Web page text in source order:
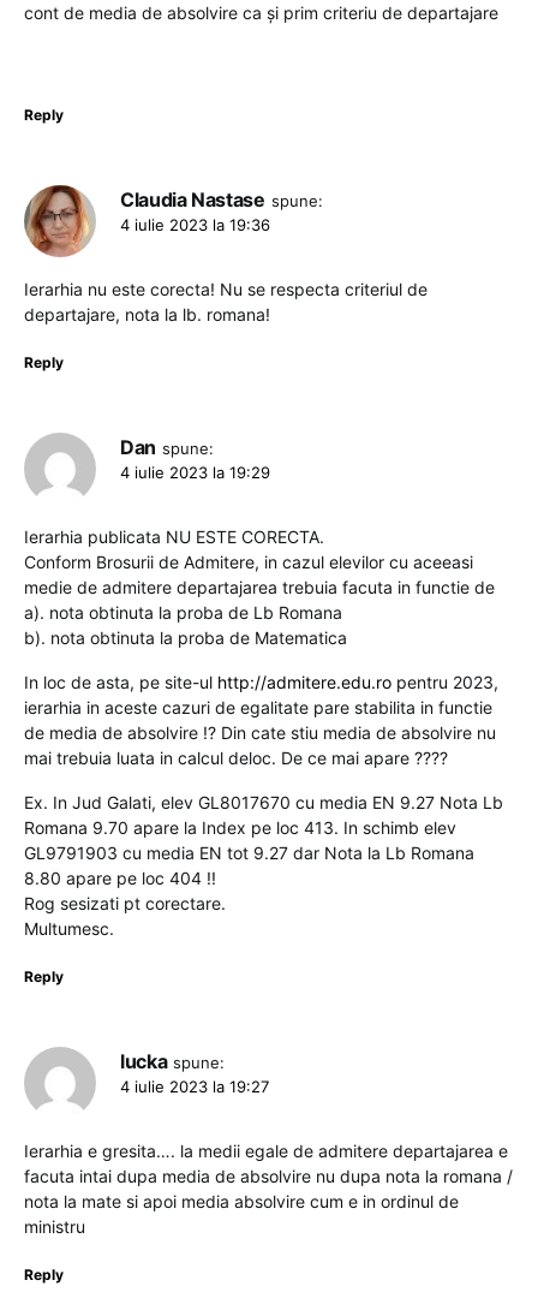
cont de media de absolvire ca și prim criteriu de departajare
Reply
Claudia Nastase spune:
4 iulie 2023 la 19:36
Ierarhia nu este corecta! Nu se respecta criteriul de
departajare, nota la lb. romana!
Reply
Dan spune:
4 iulie 2023 la 19:29
Ierarhia publicata NU ESTE CORECTA.
Conform Brosurii de Admitere, in cazul elevilor cu aceeasi
medie de admitere departajarea trebuia facuta in functie de
a). nota obtinuta la proba de Lb Romana
b). nota obtinuta la proba de Matematica
In loc de asta, pe site-ul http://admitere.edu.ro pentru 2023,
ierarhia in aceste cazuri de egalitate pare stabilita in functie
de media de absolvire !? Din cate stiu media de absolvire nu
mai trebuia luata in calcul deloc. De ce mai apare ????
Ex. In Jud Galati, elev GL8017670 cu media EN 9.27 Nota Lb
Romana 9.70 apare la Index pe loc 413. In schimb elev
GL9791903 cu media EN tot 9.27 dar Nota la Lb Romana
8.80 apare pe loc 404 !!
Rog sesizati pt corectare.
Multumesc.
Reply
lucka spune:
4 iulie 2023 la 19:27
Ierarhia e gresita…. la medii egale de admitere departajarea e
facuta intai dupa media de absolvire nu dupa nota la romana /
nota la mate si apoi media absolvire cum e in ordinul de
ministru
Reply